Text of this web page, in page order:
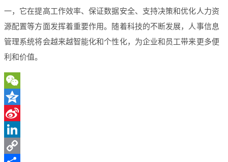
一，它在提高工作效率、保证数据安全、支持决策和优化人力资
源配置等方面发挥着重要作用。随着科技的不断发展，人事信息
管理系统将会越来越智能化和个性化，为企业和员工带来更多便
利和价值。
WeChat
Qzone
Sina
Weibo
LinkedIn